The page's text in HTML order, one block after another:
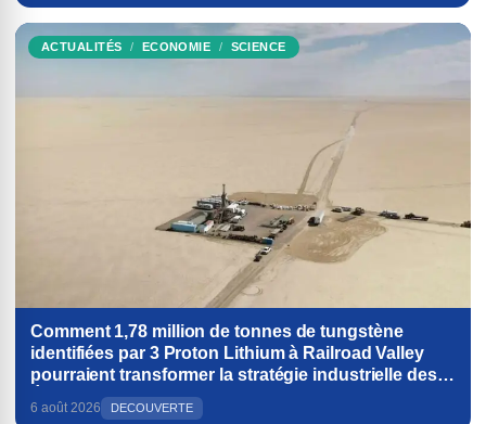
ACTUALITÉS ECONOMIE SCIENCE
Comment 1,78 million de tonnes de tungstène
identifiées par 3 Proton Lithium à Railroad Valley
pourraient transformer la stratégie industrielle des
États-Unis
6 août 2026 DECOUVERTE